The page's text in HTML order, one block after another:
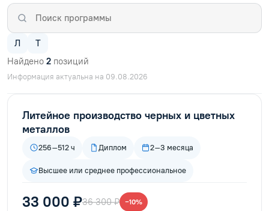
Л
Т
Найдено 2 позиций
Информация актуальна на 09.08.2026
Литейное производство черных и цветных
металлов
256–512 ч Диплом 2–3 месяца
Высшее или среднее профессиональное
33 000 ₽36 300 ₽ −10%